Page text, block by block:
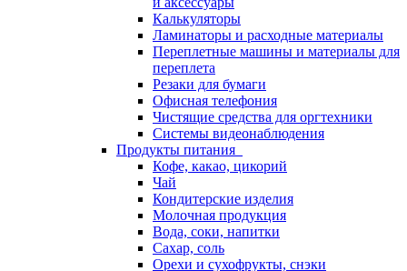
Калькуляторы
Ламинаторы и расходные материалы
Переплетные машины и материалы для
переплета
Резаки для бумаги
Офисная телефония
Чистящие средства для оргтехники
Системы видеонаблюдения
Продукты питания
Кофе, какао, цикорий
Чай
Кондитерские изделия
Молочная продукция
Вода, соки, напитки
Сахар, соль
Орехи и сухофрукты, снэки